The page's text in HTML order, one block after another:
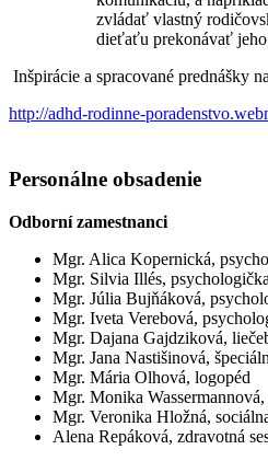
zvládať vlastný
dieťaťu prekonávať jeho
Inšpirácie a spracované prednášky
http://adhd-rodinne-
Personálne obsadenie
Odborní zamestnanci
Mgr. Alica Kopernická,
Mgr. Silvia Illés, psychologička
Mgr. Júlia Bujňáková,
Mgr. Iveta Verebová,
Mgr. Dajana Gajdziková,
Mgr. Jana Nastišinová,
Mgr. Mária Olhová, logopéd
Mgr. Monika
Mgr. Veronika Hložná,
Alena Repáková, zdravotná